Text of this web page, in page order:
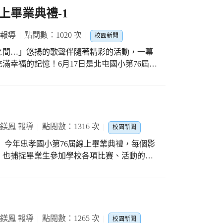
畢業典禮-1
導 點閱數：1020 次 校園新聞
間…」悠揚的歌聲伴隨著精彩的活動，一幕
幸福的記憶！6月17日是北屯國小第76屆畢
鳳 報導 點閱數：1316 次 校園新聞
捕捉畢業生參加學校各項比賽、活動的經
遇上嚴峻疫情、停
辦，但會不會今年其實是～「最幸福的夏
影片… #最幸福的夏天影片
鳳 報導 點閱數：1265 次 校園新聞